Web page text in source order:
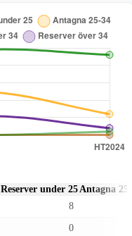
Reserver under 25 Antagna
8
0